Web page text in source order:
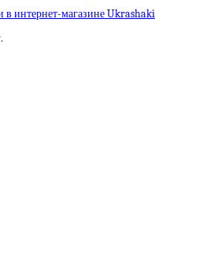
интернет-магазине Ukrashaki